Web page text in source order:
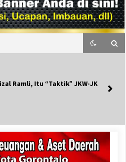
Ramli, Itu “Taktik” JKW-JK